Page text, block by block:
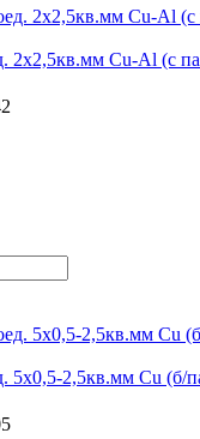
2х2,5кв.мм Cu-Al (с
5х0,5-2,5кв.мм Cu (б/